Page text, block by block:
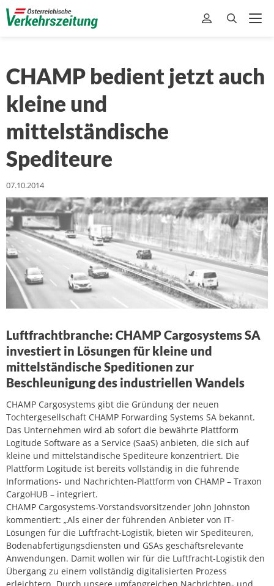
CHAMP bedient jetzt auch
kleine und
mittelständische
Spediteure
07.10.2014
Luftfrachtbranche: CHAMP Cargosystems SA
investiert in Lösungen für kleine und
mittelständische Speditionen zur
Beschleunigung des industriellen Wandels
CHAMP Cargosystems gibt die Gründung der neuen
Tochtergesellschaft CHAMP Forwarding Systems SA bekannt.
Das Unternehmen wird ab sofort die bewährte Plattform
Logitude Software as a Service (SaaS) anbieten, die sich auf
kleine und mittelständische Spediteure konzentriert. Die
Plattform Logitude ist bereits vollständig in die führende
Informations- und Nachrichten-Plattform von CHAMP – Traxon
CargoHUB – integriert.
CHAMP Cargosystems-Vorstandsvorsitzender John Johnston
kommentiert: „Als einer der führenden Anbieter von IT-
Lösungen für die Luftfracht-Logistik, bieten wir Spediteuren,
Bodenabfertigungsdiensten und GSAs geschäftsrelevante
Anwendungen. Damit wollen wir für die Luftfracht-Logistik den
Übergang zu einem vollständig digitalisierten Prozess
erleichtern. Durch unsere umfangreichen Nachrichten- und